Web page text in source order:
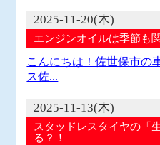
2025-11-20(木)
エンジンオイルは季節も
こんにちは！佐世保市の
ス佐...
2025-11-13(木)
スタッドレスタイヤの「
る？！